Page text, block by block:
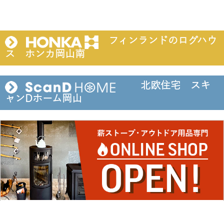
フィンランドのログハウ
ス ホンカ岡山南
北欧住宅 スキ
ャンDホーム岡山